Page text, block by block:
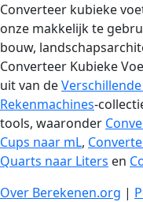
Converteer kubieke
onze makkelijk te
bouw,
Converteer Kubieke
uit van de
Rekenmachines-
tools, waaronder
Cups naar mL,
Quarts naar Liters en
Over Berekenen.org |